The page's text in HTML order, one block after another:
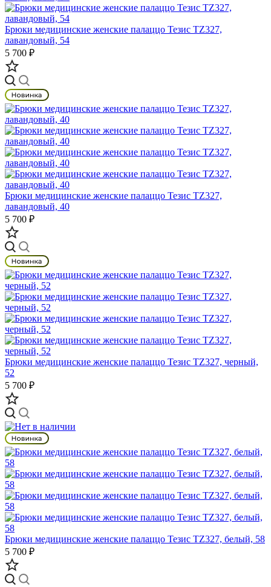
Брюки медицинские женские палаццо Тезис TZ327,
лавандовый, 54
5 700 ₽
Брюки медицинские женские палаццо Тезис TZ327,
лавандовый, 40
5 700 ₽
Брюки медицинские женские палаццо Тезис TZ327, черный,
52
5 700 ₽
Брюки медицинские женские палаццо Тезис TZ327, белый, 58
5 700 ₽